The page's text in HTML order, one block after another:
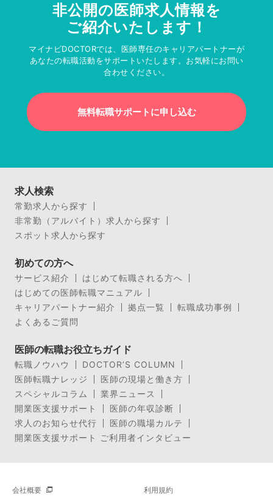
非公開の医師求人情報を
ご紹介いたします！
マイナビDOCTORでは、医師専任のキャリアパートナーが
あなたの転職活動をサポートいたします。お気軽にお問い
合わせください。
無料転職サポートに申し込む
求人検索
常勤求人から探す
非常勤（アルバイト）求人から探す
スポット求人から探す
初めての方へ
サービス紹介
はじめて転職される方へ
はじめての医師転職マニュアル
キャリアパートナー紹介
拠点一覧
転職成功事例
よくあるご質問
医師の転職お役立ちガイド
転職ノウハウ
DOCTOR’S COLUMN
医師転職ナレッジ
医師の現場と働き方
スペシャルコラム
業界ニュース
開業医支援サポート
医師の年収診断
求人のお知らせ代行
医師の職場カルテ
開業医支援サポート ご利用者インタビュー
会社概要 利用規約